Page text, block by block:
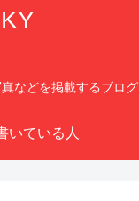
などを掲載するブログ
いている人